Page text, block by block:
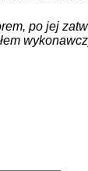
po jej